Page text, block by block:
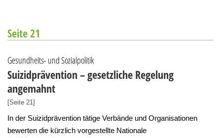
Seite 21
Gesundheits- und Sozialpolitik
Suizidprävention – gesetzliche Regelung
angemahnt
[Seite 21]
In der Suizidprävention tätige Verbände und Organisationen
bewerten die kürzlich vorgestellte Nationale